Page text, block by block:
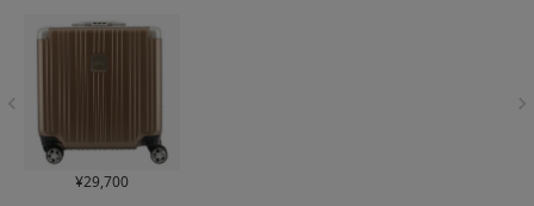
¥29,700